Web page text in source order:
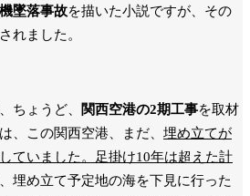
墜落事故を描いた小説ですが、その
れました。
ちょうど、 関西空港の2期工事を取材
、この関西空港、まだ、 埋め立てが
ていました。足掛け10年は超えた計
埋め立て予定地の海を下見に行った